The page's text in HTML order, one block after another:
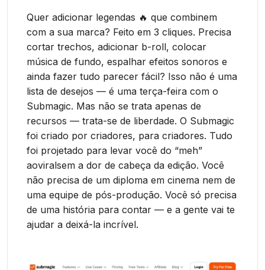
Quer adicionar legendas 🔥 que combinem
com a sua marca? Feito em 3 cliques. Precisa
cortar trechos, adicionar b-roll, colocar
música de fundo, espalhar efeitos sonoros e
ainda fazer tudo parecer fácil? Isso não é uma
lista de desejos — é uma terça-feira com o
Submagic. Mas não se trata apenas de
recursos — trata-se de liberdade. O Submagic
foi criado por criadores, para criadores. Tudo
foi projetado para levar você do “meh”
aoviralsem a dor de cabeça da edição. Você
não precisa de um diploma em cinema nem de
uma equipe de pós-produção. Você só precisa
de uma história para contar — e a gente vai te
ajudar a deixá-la incrível.